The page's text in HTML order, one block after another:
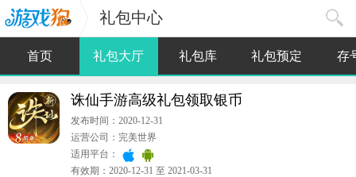
礼包中心
首页 礼包大厅 礼包库 礼包预定 存
诛仙手游高级礼包领取银币
发布时间：2020-12-31
运营公司：完美世界
适用平台：
有效期：2020-12-31 至 2021-03-31